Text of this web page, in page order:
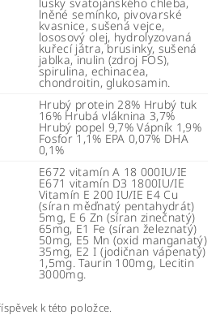
lněné semínko, pivovarské
kvasnice, sušená vejce,
lososový olej, hydrolyzovaná
kuřecí játra, brusinky, sušená
jablka, inulin (zdroj FOS),
spirulina, echinacea,
chondroitin, glukosamin.
Hrubý protein 28% Hrubý tuk
16% Hrubá vláknina 3,7%
Hrubý popel 9,7% Vápník 1,9%
Fosfor 1,1% EPA 0,07% DHA
0,1%
E672 vitamín A 18 000IU/IE
E671 vitamín D3 1800IU/IE
Vitamín E 200 IU/IE E4 Cu
(síran měďnatý pentahydrát)
5mg, E 6 Zn (síran zinečnatý)
65mg, E1 Fe (síran železnatý)
50mg, E5 Mn (oxid manganatý)
35mg, E2 I (jodičnan vápenatý)
1,5mg. Taurin 100mg, Lecitin
3000mg.
k této položce.